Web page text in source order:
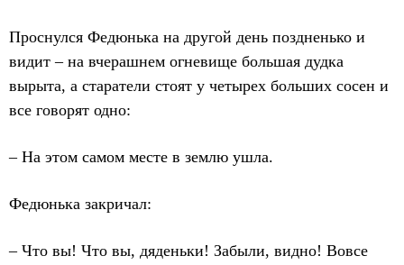
Проснулся Федюнька на другой день поздненько и
видит – на вчерашнем огневище большая дудка
вырыта, а старатели стоят у четырех больших сосен и
все говорят одно:
– На этом самом месте в землю ушла.
Федюнька закричал:
– Что вы! Что вы, дяденьки! Забыли, видно! Вовсе